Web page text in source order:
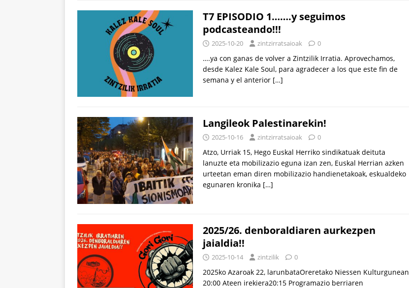
T7 EPISODIO 1…….y seguimos
podcasteando!!!
2025-10-20 zintzirratsaioak 0
….ya con ganas de volver a Zintzilik Irratia. Aprovechamos,
desde Kalez Kale Soul, para agradecer a los que este fin de
semana y el anterior […]
Langileok Palestinarekin!
2025-10-16 zintzirratsaioak 0
Atzo, Urriak 15, Hego Euskal Herriko sindikatuak deituta
lanuzte eta mobilizazio eguna izan zen, Euskal Herrian azken
urteetan eman diren mobilizazio handienetakoak, eskualdeko
egunaren kronika […]
2025/26. denboraldiaren aurkezpen
jaialdia!!
2025-10-14 zintzilik 0
2025ko Azaroak 22, larunbataOreretako Niessen Kulturgunean
20:00 Ateen irekiera20:15 Programazio berriaren